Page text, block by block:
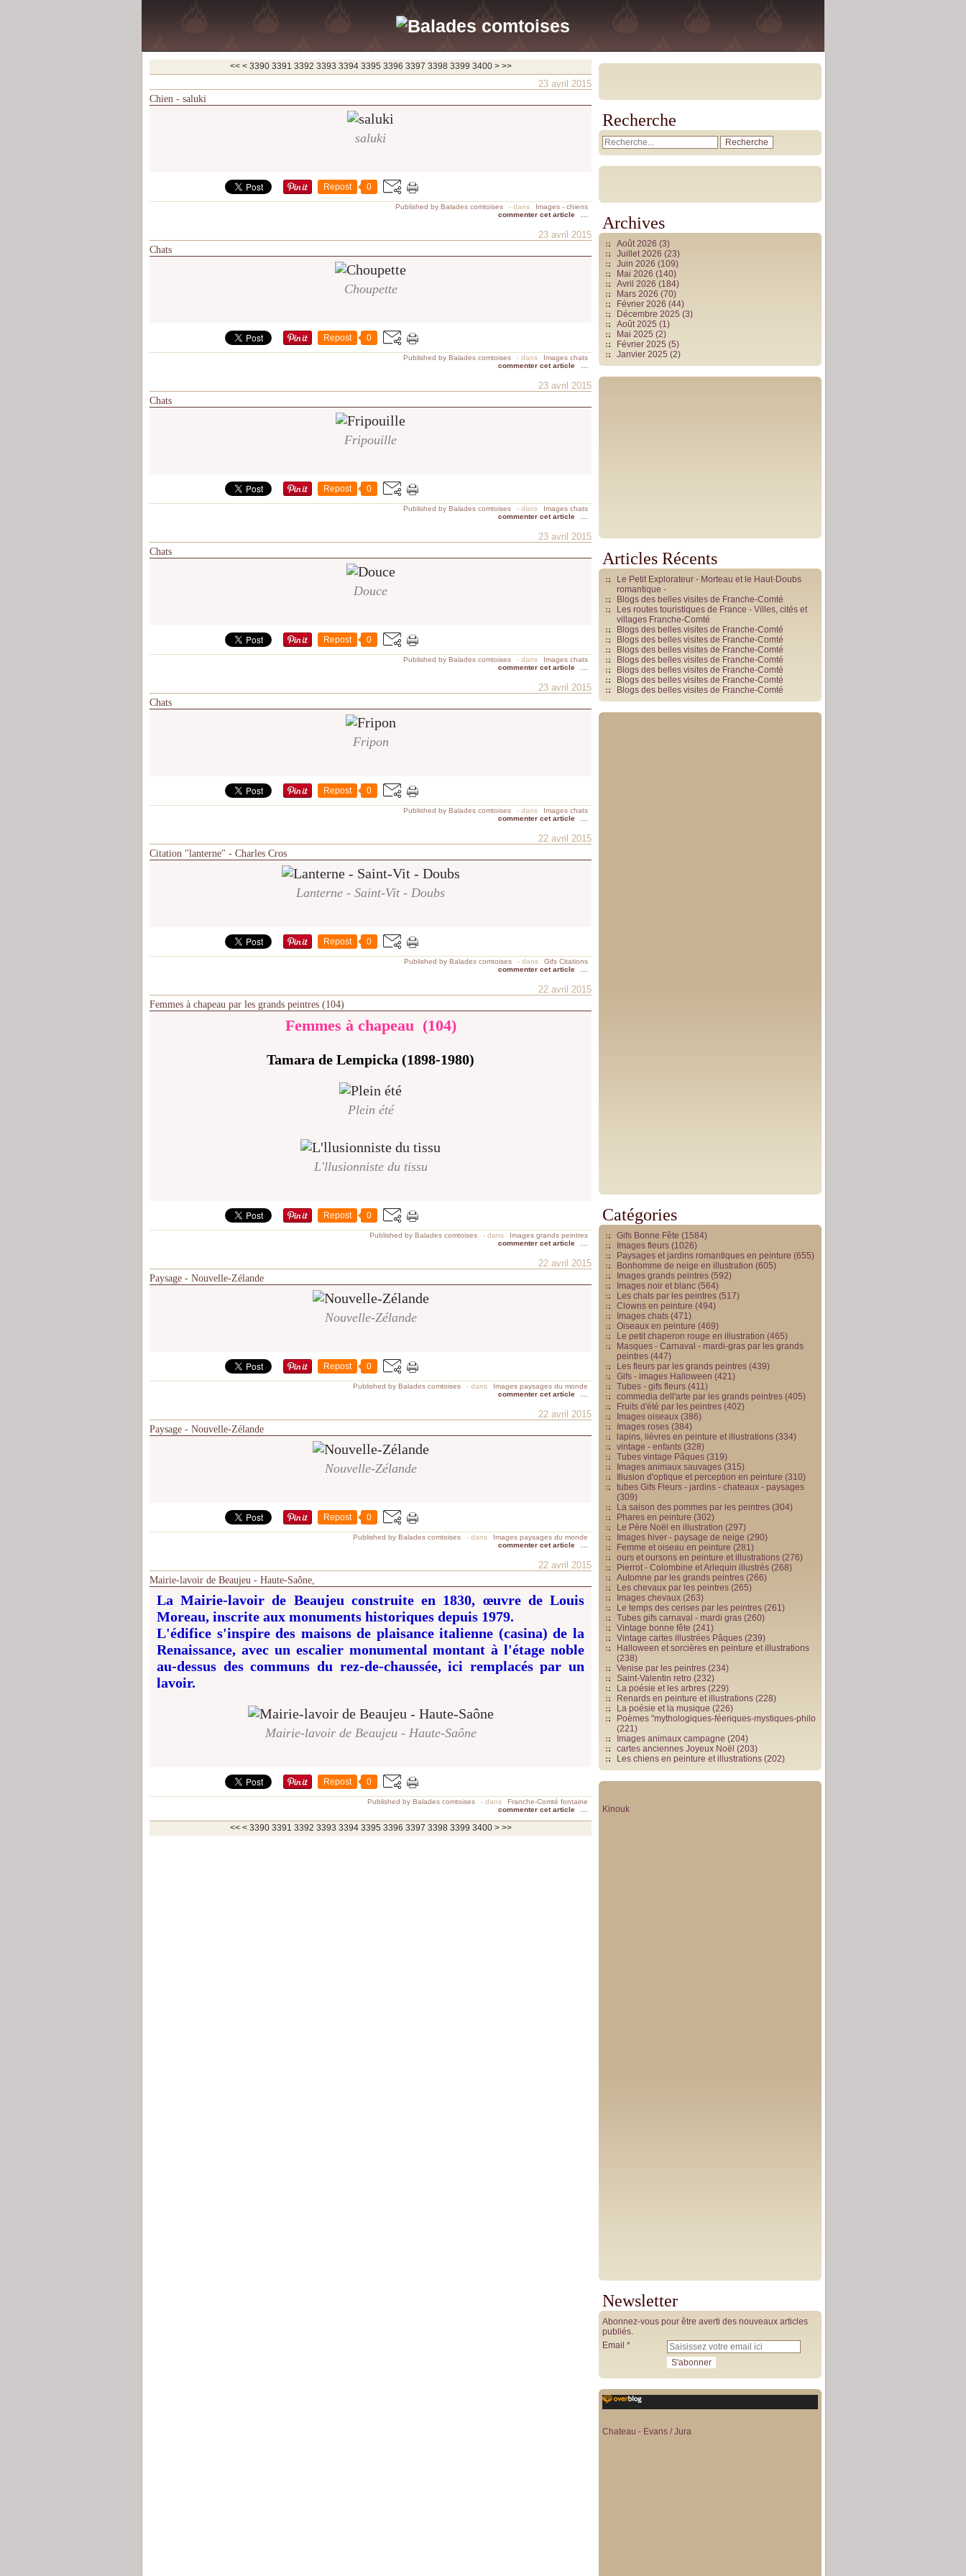
<< < 3300
3310
3320
3330
3340
3350
3360
3370
3380
3390 3391 3392 3393 3394 3395 3396 3397 3398 3399 3400 3500
3600
3700
> >>
23 avril 2015
Chien - saluki
saluki
Repost 0
Published by Balades comtoises - dans
Images - chiens
commenter cet article
23 avril 2015
Chats
Choupette
Repost 0
Published by Balades comtoises - dans
Images chats
commenter cet article
23 avril 2015
Chats
Fripouille
Repost 0
Published by Balades comtoises - dans
Images chats
commenter cet article
23 avril 2015
Chats
Douce
Repost 0
Published by Balades comtoises - dans
Images chats
commenter cet article
23 avril 2015
Chats
Fripon
Repost 0
Published by Balades comtoises - dans
Images chats
commenter cet article
22 avril 2015
Citation "lanterne" - Charles Cros
Lanterne - Saint-Vit - Doubs
Repost 0
Published by Balades comtoises - dans
Gifs Citations
commenter cet article
22 avril 2015
Femmes à chapeau par les grands peintres (104)
Femmes à chapeau (104)
Tamara de Lempicka (1898-1980)
Plein été
L'llusionniste du tissu
Repost 0
Published by Balades comtoises - dans
Images grands peintres
commenter cet article
22 avril 2015
Paysage - Nouvelle-Zélande
Nouvelle-Zélande
Repost 0
Published by Balades comtoises - dans
Images paysages du monde
commenter cet article
22 avril 2015
Paysage - Nouvelle-Zélande
Nouvelle-Zélande
Repost 0
Published by Balades comtoises - dans
Images paysages du monde
commenter cet article
22 avril 2015
Mairie-lavoir de Beaujeu - Haute-Saône,
La Mairie-lavoir de Beaujeu construite en 1830, œuvre de Louis
Moreau, inscrite aux monuments historiques depuis 1979.
L'édifice s'inspire des maisons de plaisance italienne (casina) de la
Renaissance, avec un escalier monumental montant à l'étage noble
au-dessus des communs du rez-de-chaussée, ici remplacés par un
lavoir.
Mairie-lavoir de Beaujeu - Haute-Saône
Repost 0
Published by Balades comtoises - dans
Franche-Comté fontaine
commenter cet article
<< < 3300
3310
3320
3330
3340
3350
3360
3370
3380
3390 3391 3392 3393 3394 3395 3396 3397 3398 3399 3400 3500
3600
3700
> >>
Recherche
Archives
Août 2026 (3)
Juillet 2026 (23)
Juin 2026 (109)
Mai 2026 (140)
Avril 2026 (184)
Mars 2026 (70)
Février 2026 (44)
Décembre 2025 (3)
Août 2025 (1)
Mai 2025 (2)
Février 2025 (5)
Janvier 2025 (2)
Articles Récents
Le Petit Explorateur - Morteau et le Haut-Doubs
romantique -
Blogs des belles visites de Franche-Comté
Les routes touristiques de France - Villes, cités et
villages Franche-Comté
Blogs des belles visites de Franche-Comté
Blogs des belles visites de Franche-Comté
Blogs des belles visites de Franche-Comté
Blogs des belles visites de Franche-Comté
Blogs des belles visites de Franche-Comté
Blogs des belles visites de Franche-Comté
Blogs des belles visites de Franche-Comté
Catégories
Gifs Bonne Fête (1584)
Images fleurs (1026)
Paysages et jardins romantiques en peinture (655)
Bonhomme de neige en illustration (605)
Images grands peintres (592)
Images noir et blanc (564)
Les chats par les peintres (517)
Clowns en peinture (494)
Images chats (471)
Oiseaux en peinture (469)
Le petit chaperon rouge en illustration (465)
Masques - Carnaval - mardi-gras par les grands
peintres (447)
Les fleurs par les grands peintres (439)
Gifs - images Halloween (421)
Tubes - gifs fleurs (411)
commedia dell'arte par les grands peintres (405)
Fruits d'été par les peintres (402)
Images oiseaux (386)
Images roses (384)
lapins, lièvres en peinture et illustrations (334)
vintage - enfants (328)
Tubes vintage Pâques (319)
Images animaux sauvages (315)
Illusion d'optique et perception en peinture (310)
tubes Gifs Fleurs - jardins - chateaux - paysages
(309)
La saison des pommes par les peintres (304)
Phares en peinture (302)
Le Père Noël en illustration (297)
Images hiver - paysage de neige (290)
Femme et oiseau en peinture (281)
ours et oursons en peinture et illustrations (276)
Pierrot - Colombine et Arlequin illustrés (268)
Automne par les grands peintres (266)
Les chevaux par les peintres (265)
Images chevaux (263)
Le temps des cerises par les peintres (261)
Tubes gifs carnaval - mardi gras (260)
Vintage bonne fête (241)
Vintage cartes illustrées Pâques (239)
Halloween et sorcières en peinture et illustrations
(238)
Venise par les peintres (234)
Saint-Valentin retro (232)
La poésie et les arbres (229)
Renards en peinture et illustrations (228)
La poésie et la musique (226)
Poèmes "mythologiques-féeriques-mystiques-philo
(221)
Images animaux campagne (204)
cartes anciennes Joyeux Noël (203)
Les chiens en peinture et illustrations (202)
Kinouk
Newsletter
Abonnez-vous pour être averti des nouveaux articles
publiés.
Email
Chateau - Evans / Jura